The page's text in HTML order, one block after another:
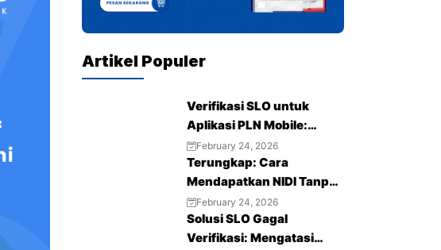
Artikel Populer
Verifikasi SLO untuk
Aplikasi PLN Mobile:
Layanan Listrik Modern
February 24, 2026
Terungkap: Cara
Mendapatkan NIDI Tanpa
Vendor Lama Lebih
Mudah
February 24, 2026
Solusi SLO Gagal
Verifikasi: Mengatasi